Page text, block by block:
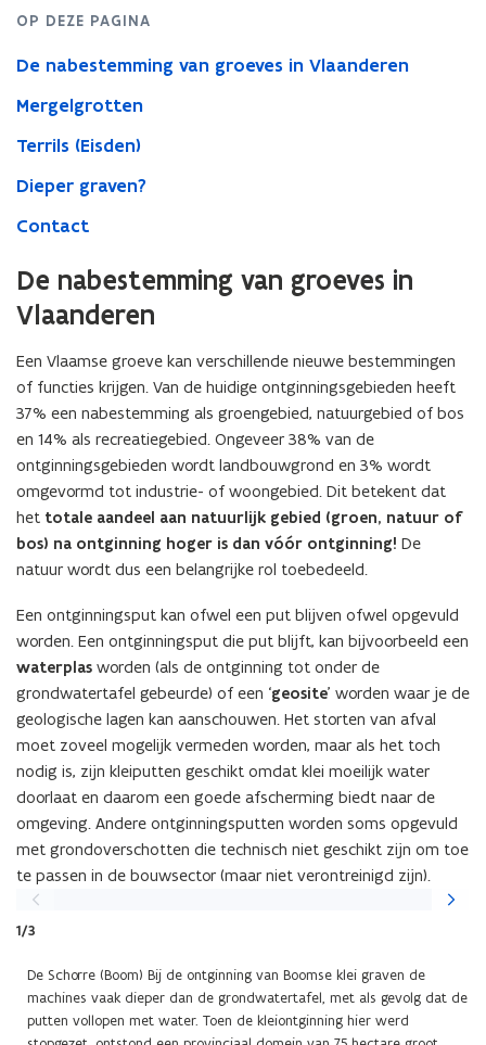
OP DEZE PAGINA
De nabestemming van groeves in Vlaanderen
Mergelgrotten
Terrils (Eisden)
Dieper graven?
Contact
De nabestemming van groeves in
Vlaanderen
Een Vlaamse groeve kan verschillende nieuwe bestemmingen
of functies krijgen. Van de huidige ontginningsgebieden heeft
37% een nabestemming als groengebied, natuurgebied of bos
en 14% als recreatiegebied. Ongeveer 38% van de
ontginningsgebieden wordt landbouwgrond en 3% wordt
omgevormd tot industrie- of woongebied. Dit betekent dat
het totale aandeel aan natuurlijk gebied (groen, natuur of
bos) na ontginning hoger is dan vóór ontginning! De
natuur wordt dus een belangrijke rol toebedeeld.
Een ontginningsput kan ofwel een put blijven ofwel opgevuld
worden. Een ontginningsput die put blijft, kan bijvoorbeeld een
waterplas worden (als de ontginning tot onder de
grondwatertafel gebeurde) of een ‘geosite’ worden waar je de
geologische lagen kan aanschouwen. Het storten van afval
moet zoveel mogelijk vermeden worden, maar als het toch
nodig is, zijn kleiputten geschikt omdat klei moeilijk water
doorlaat en daarom een goede afscherming biedt naar de
omgeving. Andere ontginningsputten worden soms opgevuld
met grondoverschotten die technisch niet geschikt zijn om toe
te passen in de bouwsector (maar niet verontreinigd zijn).
Vorige
slide
slide
1/3
De Schorre (Boom) Bij de ontginning van Boomse klei graven de
machines vaak dieper dan de grondwatertafel, met als gevolg dat de
putten vollopen met water. Toen de kleiontginning hier werd